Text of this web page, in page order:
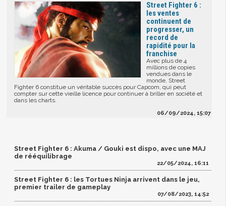
Street Fighter 6 :
les ventes
continuent de
progresser, un
record de
rapidité pour la
franchise
Avec plus de 4
millions de copies
vendues dans le
monde, Street
Fighter 6 constitue un véritable succès pour Capcom, qui peut
compter sur cette vieille licence pour continuer à briller en société et
dans les charts.
06/09/2024, 15:07
Street Fighter 6 : Akuma / Gouki est dispo, avec une MAJ
de rééquilibrage
22/05/2024, 16:11
Street Fighter 6 : les Tortues Ninja arrivent dans le jeu,
premier trailer de gameplay
07/08/2023, 14:52